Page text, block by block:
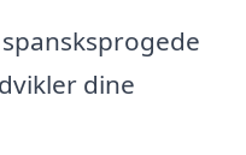
dine